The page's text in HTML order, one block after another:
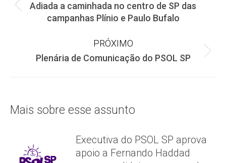
de
Post
anterior:
Adiada a caminhada no centro de SP das
campanhas Plínio e Paulo Bufalo
PRÓXIMO
Próximo
Plenária de Comunicação do PSOL SP
Mais sobre esse assunto
Executiva do PSOL SP aprova
apoio a Fernando Haddad